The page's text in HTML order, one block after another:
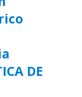
DE